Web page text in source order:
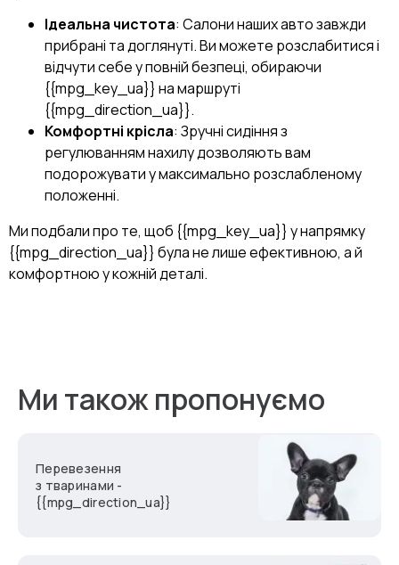
Ідеальна чистота: Салони наших авто завжди
прибрані та доглянуті. Ви можете розслабитися і
відчути себе у повній безпеці, обираючи
{{mpg_key_ua}} на маршруті
{{mpg_direction_ua}}.
Комфортні крісла: Зручні сидіння з
регулюванням нахилу дозволяють вам
подорожувати у максимально розслабленому
положенні.
Ми подбали про те, щоб {{mpg_key_ua}} у напрямку
{{mpg_direction_ua}} була не лише ефективною, а й
комфортною у кожній деталі.
Ми також пропонуємо
Перевезення
з тваринами -
{{mpg_direction_ua}}